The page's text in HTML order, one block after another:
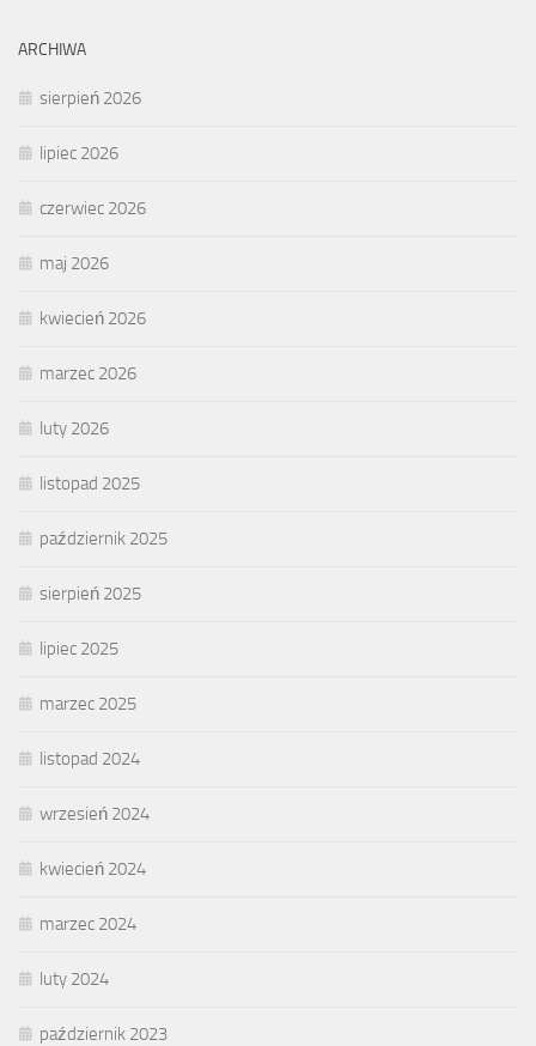
ARCHIWA
sierpień 2026
lipiec 2026
czerwiec 2026
maj 2026
kwiecień 2026
marzec 2026
luty 2026
listopad 2025
październik 2025
sierpień 2025
lipiec 2025
marzec 2025
listopad 2024
wrzesień 2024
kwiecień 2024
marzec 2024
luty 2024
październik 2023